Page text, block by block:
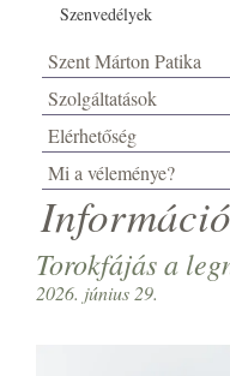
Szenvedélyek
Szent Márton Patika
Szolgáltatások
Elérhetőség
Mi a véleménye?
Torokfájás a
2026. június 29.